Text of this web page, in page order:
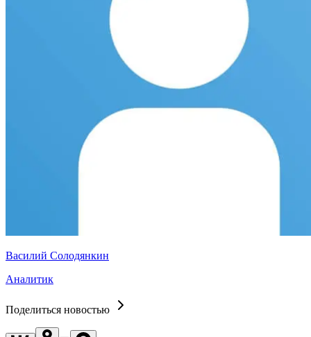
Василий Солодянкин
Аналитик
Поделиться новостью